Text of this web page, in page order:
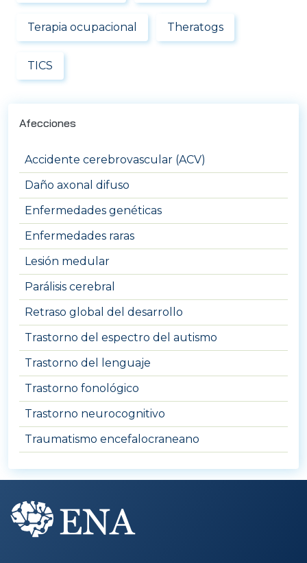
Terapia ocupacional Theratogs
TICS
Afecciones
Accidente cerebrovascular (ACV)
Daño axonal difuso
Enfermedades genéticas
Enfermedades raras
Lesión medular
Parálisis cerebral
Retraso global del desarrollo
Trastorno del espectro del autismo
Trastorno del lenguaje
Trastorno fonológico
Trastorno neurocognitivo
Traumatismo encefalocraneano